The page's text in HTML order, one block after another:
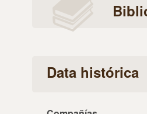
Data histórica